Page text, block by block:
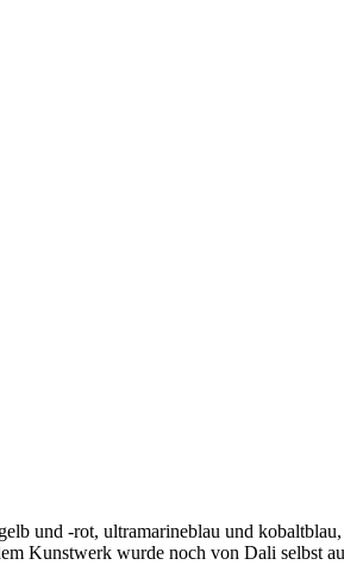
und -rot, ultramarineblau und
Kunstwerk wurde noch von Dali selbst